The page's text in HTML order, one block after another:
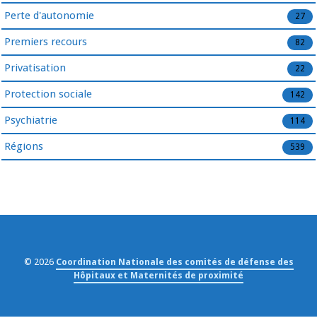
Perte d'autonomie 27
Premiers recours 82
Privatisation 22
Protection sociale 142
Psychiatrie 114
Régions 539
© 2026 Coordination Nationale des comités de défense des
Hôpitaux et Maternités de proximité